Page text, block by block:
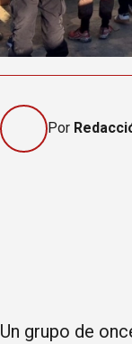
Por
Un grupo de